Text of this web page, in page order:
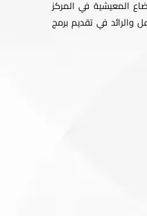
المعيشية في المركز
والرائد في تقديم برمج